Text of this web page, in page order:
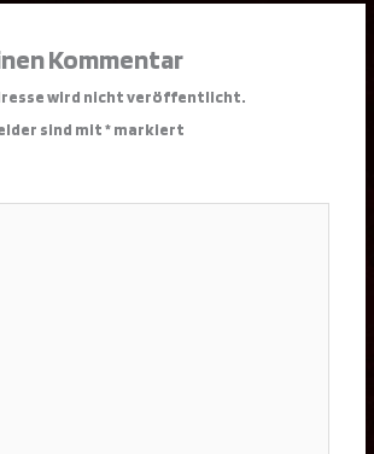
Kommentar
wird nicht veröffentlicht.
sind mit*markiert